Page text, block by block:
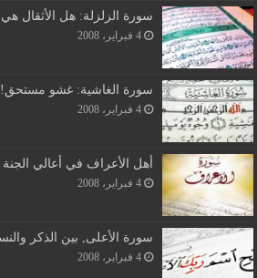
سورة الزلزلة: هل الأثقال هي
4 فبراير، 2008
سورة الغاشية: غشو مستحق!
4 فبراير، 2008
أهل الأعراف في أعالي الجنة
4 فبراير، 2008
سورة الأعلى, بين الذكر
4 فبراير، 2008